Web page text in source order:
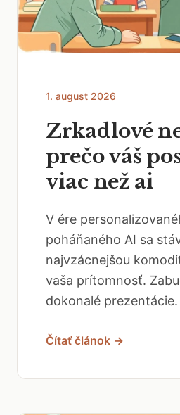
1. august 2026
Zrkadlové
prečo váš
viac než ai
V ére
poháňaného AI sa
najvzácnejšou
vaša prítomnosť.
dokonalé prezentácie.
Čítať článok →